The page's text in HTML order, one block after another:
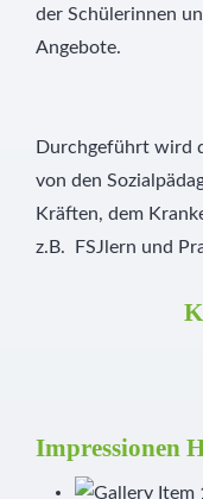
der Schülerinnen
Angebote.
Durchgeführt wird
von den
Kräften, dem
z.B. FSJlern und
Impressionen